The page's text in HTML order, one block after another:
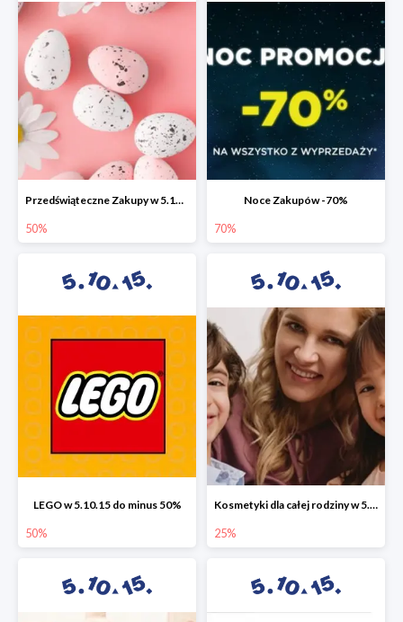
Przedświąteczne Zakupy w 5.10.15 do -50%
50%
Noce Zakupów -70%
70%
LEGO w 5.10.15 do minus 50%
50%
Kosmetyki dla całej rodziny w 5.10.15 do -25%
25%